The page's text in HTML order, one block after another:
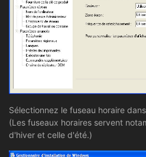
Sélectionnez le fuseau horaire
(Les fuseaux horaires servent
d'hiver et celle d'été.)